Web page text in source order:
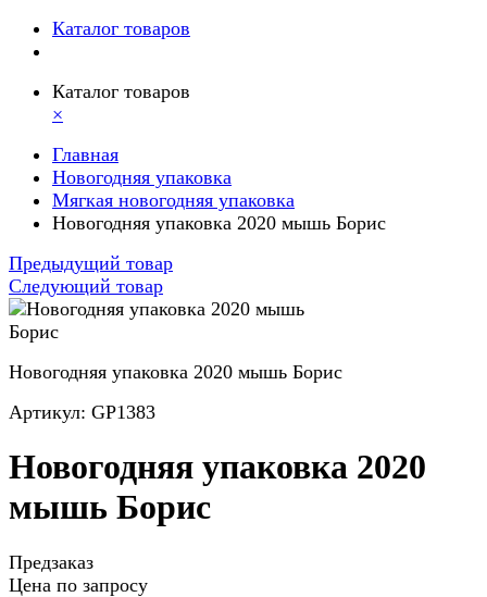
Каталог товаров
Каталог товаров
×
Главная
Новогодняя упаковка
Мягкая новогодняя упаковка
Новогодняя упаковка 2020 мышь Борис
Предыдущий товар
Следующий товар
Новогодняя упаковка 2020 мышь Борис
Артикул: GP1383
Новогодняя упаковка 2020
мышь Борис
Предзаказ
Цена по запросу